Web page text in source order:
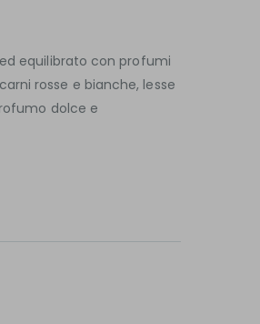
equilibrato con profumi
rosse e bianche, lesse
dolce e